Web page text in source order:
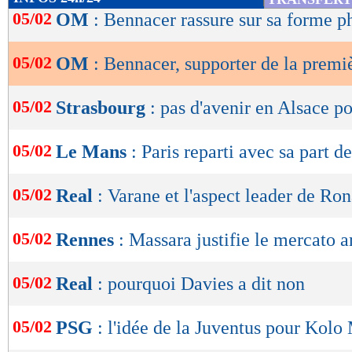
de
OK
05/02 OM : Bennacer rassure sur sa forme
05/02 OM : Bennacer, supporter de la
05/02 Strasbourg : pas d'avenir en Alsace
05/02 Le Mans : Paris reparti avec sa part
05/02 Real : Varane et l'aspect leader de
05/02 Rennes : Massara justifie le mercato
05/02 Real : pourquoi Davies a dit non
05/02 PSG : l'idée de la Juventus pour Kolo